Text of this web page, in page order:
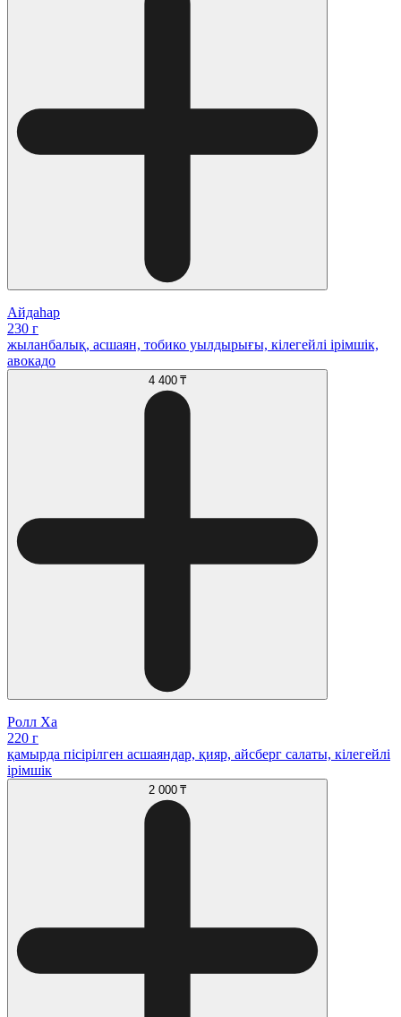
Айдаһар
230 г
жыланбалық, асшаян, тобико уылдырығы, кілегейлі ірімшік,
авокадо
4 400 ₸
Ролл Ха
220 г
қамырда пісірілген асшаяндар, қияр, айсберг салаты, кілегейлі
ірімшік
2 000 ₸